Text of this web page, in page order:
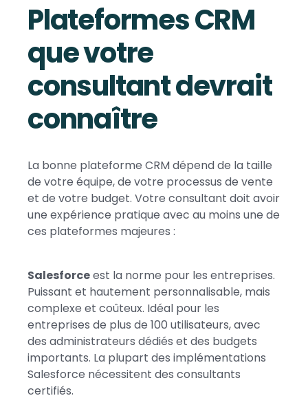
Plateformes CRM
que votre
consultant devrait
connaître
La bonne plateforme CRM dépend de la taille
de votre équipe, de votre processus de vente
et de votre budget. Votre consultant doit avoir
une expérience pratique avec au moins une de
ces plateformes majeures :
Salesforceest la norme pour les entreprises.
Puissant et hautement personnalisable, mais
complexe et coûteux. Idéal pour les
entreprises de plus de 100 utilisateurs, avec
des administrateurs dédiés et des budgets
importants. La plupart des implémentations
Salesforce nécessitent des consultants
certifiés.